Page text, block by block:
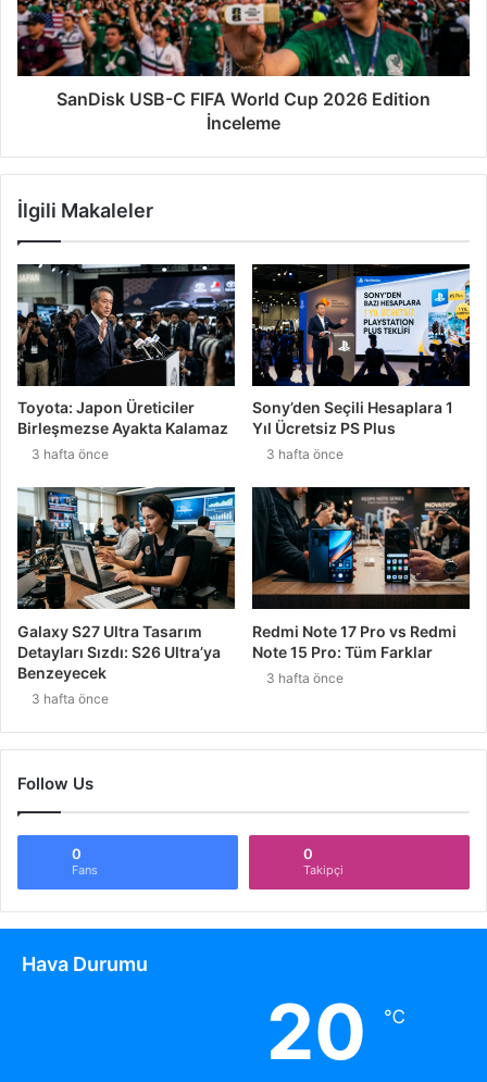
SanDisk USB-C FIFA World Cup 2026 Edition
İnceleme
İlgili Makaleler
Toyota: Japon Üreticiler
Birleşmezse Ayakta Kalamaz
3 hafta önce
Sony’den Seçili Hesaplara 1
Yıl Ücretsiz PS Plus
3 hafta önce
Galaxy S27 Ultra Tasarım
Detayları Sızdı: S26 Ultra’ya
Benzeyecek
3 hafta önce
Redmi Note 17 Pro vs Redmi
Note 15 Pro: Tüm Farklar
3 hafta önce
Follow Us
0
Fans
0
Takipçi
Hava Durumu
20 ℃